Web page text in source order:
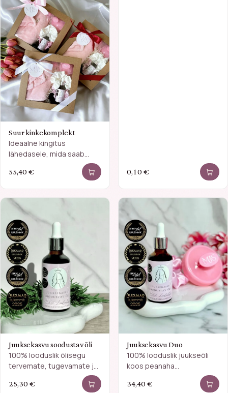
Suur kinkekomplekt
Ideaalne kingitus
lähedasele, mida saab
teha ka personaalsemaks.
55,40 € 0,10 €
Juuksekasvu soodustav õli
100% looduslik õlisegu
tervemate, tugevamate ja
pikemate juuste heaks.
25,30 €
Juuksekasvu Duo
100% looduslik juukseõli
koos peanaha
ergutavad need vereringet
34,40 €